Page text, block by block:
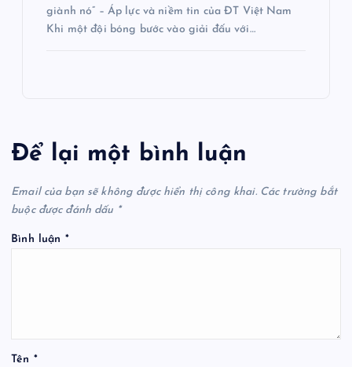
giành nó” – Áp lực và niềm tin của ĐT Việt Nam
Khi một đội bóng bước vào giải đấu với…
Để lại một bình luận
Email của bạn sẽ không được hiển thị công khai. Các trường bắt
buộc được đánh dấu *
Bình luận *
Tên *